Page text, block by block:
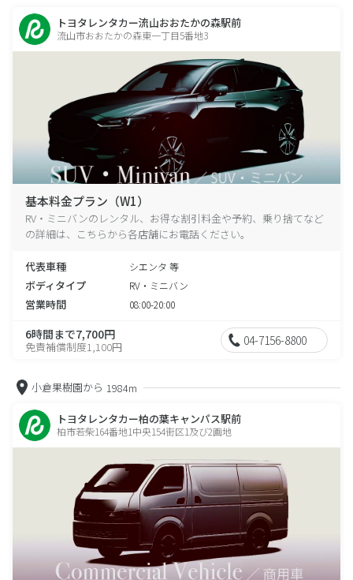
トヨタレンタカー流山おおたかの森駅前
流山市おおたかの森東一丁目5番地3
基本料金プラン（W1）
RV・ミニバンのレンタル、お得な割引料金や予約、乗り捨てなど
の詳細は、こちらから各店舗にお電話ください。
代表車種 シエンタ 等
ボディタイプ RV・ミニバン
営業時間 08:00-20:00
6時間まで7,700円
免責補償制度1,100円 04-7156-8800
小倉果樹園から 1984m
トヨタレンタカー柏の葉キャンパス駅前
柏市若柴164番地1中央154街区1及び2画地